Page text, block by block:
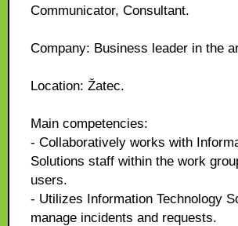
Communicator, Consultant.
Company: Business leader in the
Location: Žatec.
Main competencies:
- Collaboratively works with
Solutions staff within the work
users.
- Utilizes Information Technology
manage incidents and requests.